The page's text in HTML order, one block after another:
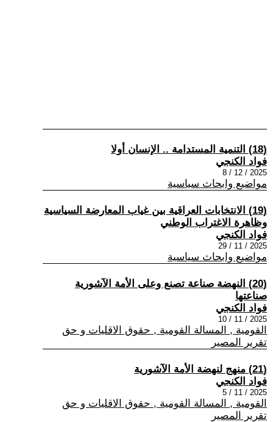
(18) التنمية المستدامة .. الإنسان أولا
فواد الكنجي
2025 / 12 / 8
مواضيع وابحاث سياسية
(19) الانتخابات العراقية بين غياب المعارضة السياسية
وظاهرة الاغتراب الوطني
فواد الكنجي
2025 / 11 / 29
مواضيع وابحاث سياسية
(20) النهضة صناعة تصنع وعلى الأمة الآشورية
صناعتها
فواد الكنجي
2025 / 11 / 10
القومية , المسالة القومية , حقوق الاقليات و حق
تقرير المصير
(21) منهج لنهضة الأمة الآشورية
فواد الكنجي
2025 / 11 / 5
القومية , المسالة القومية , حقوق الاقليات و حق
تقرير المصير